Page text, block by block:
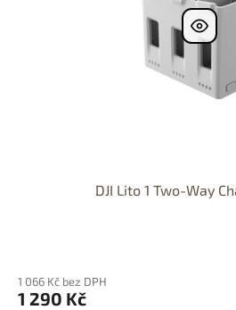
DJI Lito 1 Two-Way
1 066 Kč bez DPH
1 290 Kč